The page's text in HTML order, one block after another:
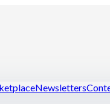
Newsletters